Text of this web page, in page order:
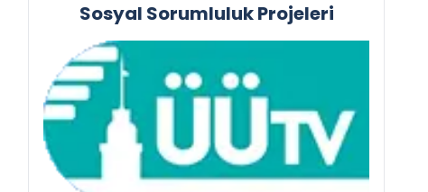
Sosyal Sorumluluk Projeleri